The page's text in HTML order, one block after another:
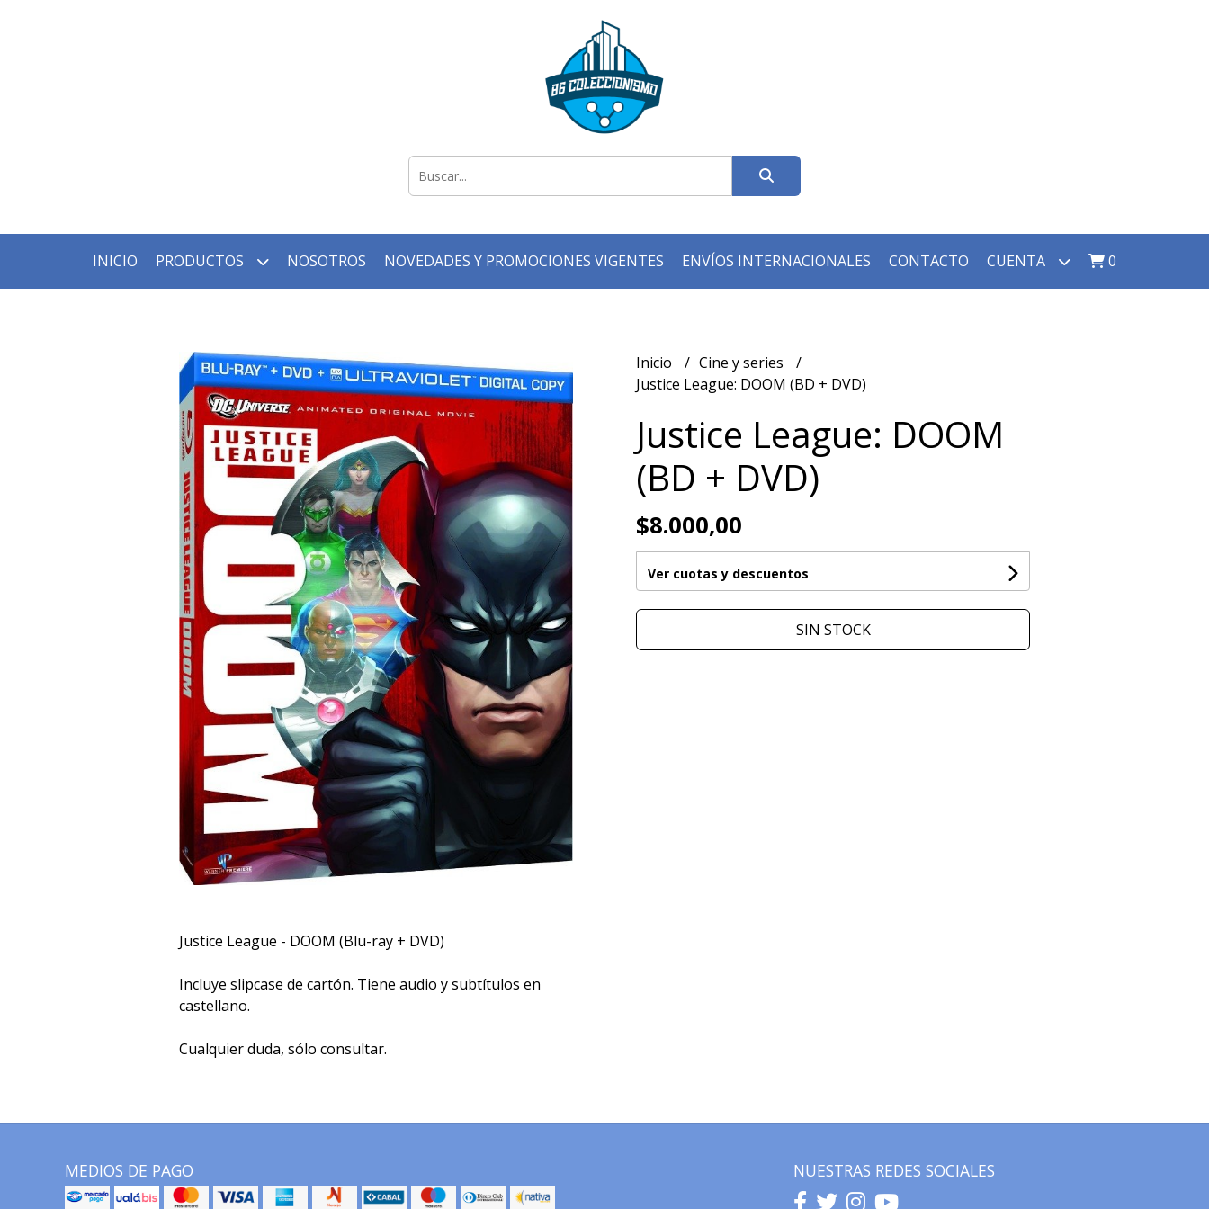
INICIO PRODUCTOS NOSOTROS NOVEDADES Y PROMOCIONES VIGENTES ENVÍOS INTERNACIONALES CONTACTO CUENTA 0
Justice League - DOOM (Blu-ray + DVD)
Incluye slipcase de cartón. Tiene audio y subtítulos en
castellano.
Cualquier duda, sólo consultar.
Inicio
Cine y series
Justice League: DOOM (BD + DVD)
Justice League: DOOM
(BD + DVD)
$8.000,00
Ver cuotas y descuentos
SIN STOCK
MEDIOS DE PAGO NUESTRAS REDES SOCIALES